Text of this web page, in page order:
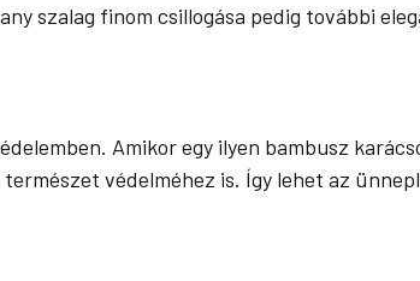
szalag finom csillogása pedig további
Amikor egy ilyen bambusz
védelméhez is. Így lehet az